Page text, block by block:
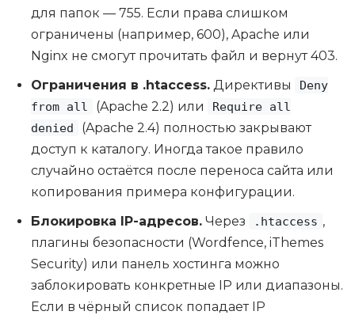
для папок — 755. Если права слишком
ограничены (например, 600), Apache или
Nginx не смогут прочитать файл и вернут 403.
Ограничения в .htaccess. Директивы
Deny
from all
(Apache 2.2) или
Require all
denied
(Apache 2.4) полностью закрывают
доступ к каталогу. Иногда такое правило
случайно остаётся после переноса сайта или
копирования примера конфигурации.
Блокировка IP-адресов. Через .htaccess ,
плагины безопасности (Wordfence, iThemes
Security) или панель хостинга можно
заблокировать конкретные IP или диапазоны.
Если в чёрный список попадает IP